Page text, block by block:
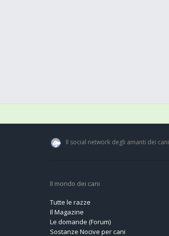
Il social network degli amanti dei cani
Il mondo dei cani
Tutte le razze
Il Magazine
Le domande (Forum)
Sostanze Nocive per cani